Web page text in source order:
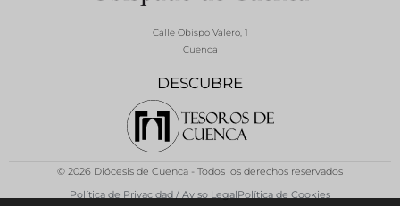
DESCUBRE
Calle Obispo Valero, 1
Cuenca
© 2026 Diócesis de Cuenca - Todos los derechos reservados
Política de Privacidad / Aviso LegalPolítica de Cookies